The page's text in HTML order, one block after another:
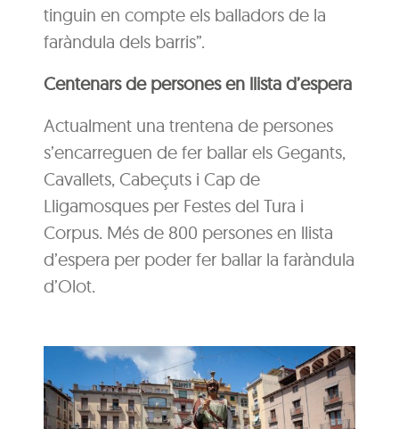
tinguin en compte els balladors de la
faràndula dels barris”.
Centenars de persones en llista d’espera
Actualment una trentena de persones
s’encarreguen de fer ballar els Gegants,
Cavallets, Cabeçuts i Cap de
Lligamosques per Festes del Tura i
Corpus. Més de 800 persones en llista
d’espera per poder fer ballar la faràndula
d’Olot.